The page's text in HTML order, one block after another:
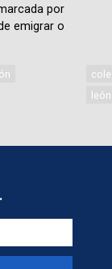
por
emigrar o